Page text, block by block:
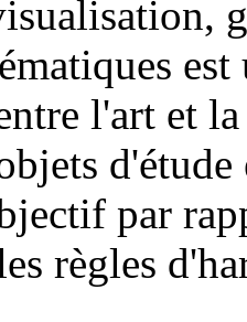
l'art et
par
règles